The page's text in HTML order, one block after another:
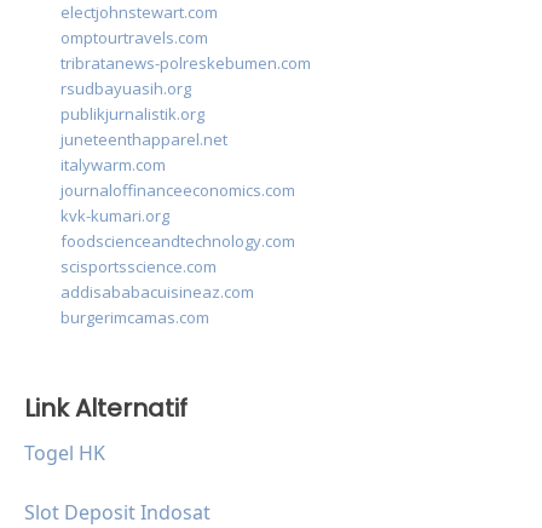
electjohnstewart.com
omptourtravels.com
tribratanews-polreskebumen.com
rsudbayuasih.org
publikjurnalistik.org
juneteenthapparel.net
italywarm.com
journaloffinanceeconomics.com
kvk-kumari.org
foodscienceandtechnology.com
scisportsscience.com
addisababacuisineaz.com
burgerimcamas.com
Link Alternatif
Togel HK
Slot Deposit Indosat